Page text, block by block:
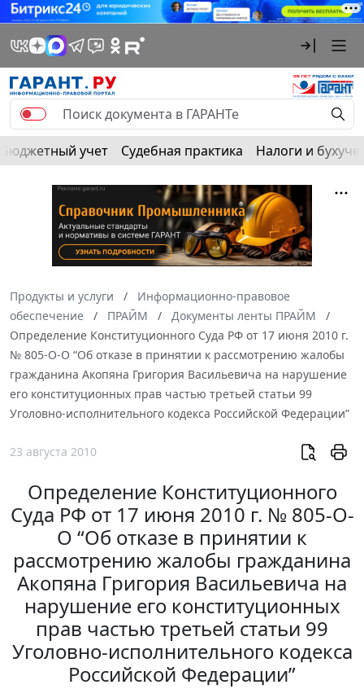
Бюджетный учет Судебная практика Налоги и
Продукты и услуги
Информационно-правовое
обеспечение
ПРАЙМ
Документы ленты ПРАЙМ
Определение Конституционного Суда РФ от 17 июня 2010 г.
№ 805-О-О “Об отказе в принятии к рассмотрению жалобы
гражданина Акопяна Григория Васильевича на нарушение
его конституционных прав частью третьей статьи 99
Уголовно-исполнительного кодекса Российской Федерации”
23 августа 2010
Определение Конституционного
Суда РФ от 17 июня 2010 г. № 805-О-
О “Об отказе в принятии к
рассмотрению жалобы гражданина
Акопяна Григория Васильевича на
нарушение его конституционных
прав частью третьей статьи 99
Уголовно-исполнительного кодекса
Российской Федерации”